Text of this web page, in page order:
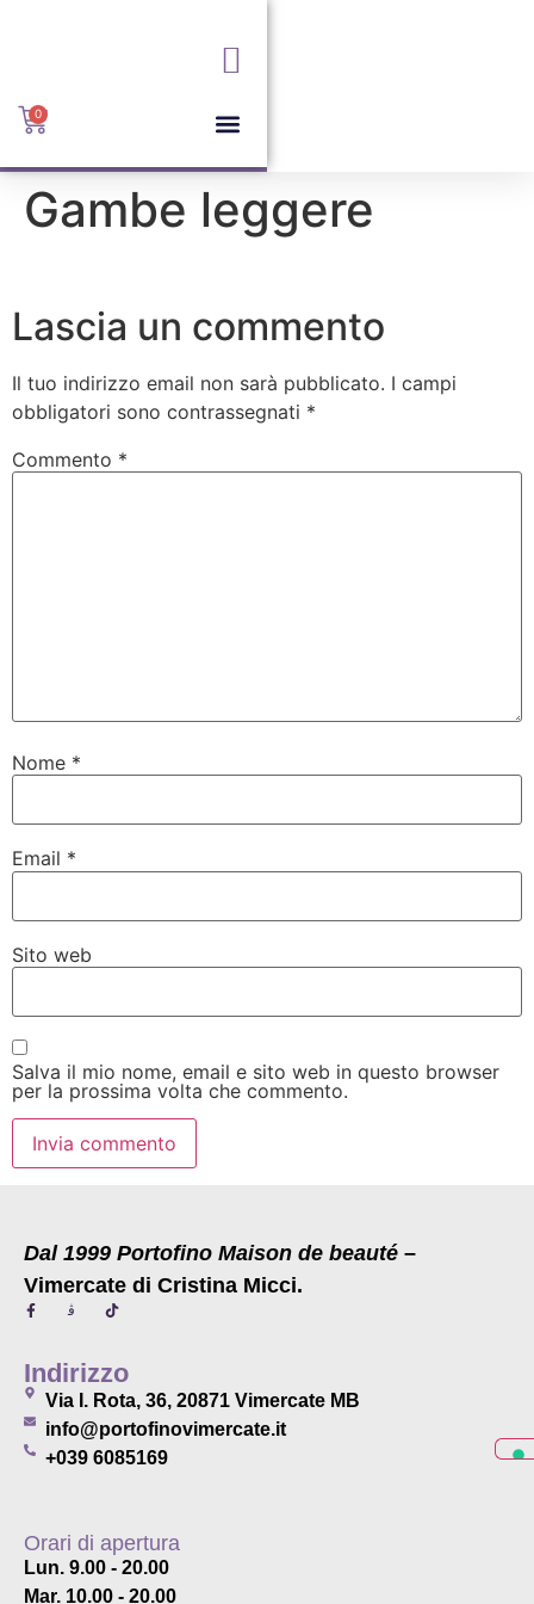
Vimercate MB
0
Gambe leggere
Lascia un commento
Il tuo indirizzo email non sarà pubblicato. I campi
obbligatori sono contrassegnati *
Commento *
Nome *
Email *
Sito web
Salva il mio nome, email e sito web in questo browser
per la prossima volta che commento.
Dal 1999 Portofino Maison de beauté –
Vimercate di Cristina Micci.
Indirizzo
Via I. Rota, 36, 20871 Vimercate MB
info@portofinovimercate.it
+039 6085169
Orari di apertura
Lun. 9.00 - 20.00
Mar. 10.00 - 20.00